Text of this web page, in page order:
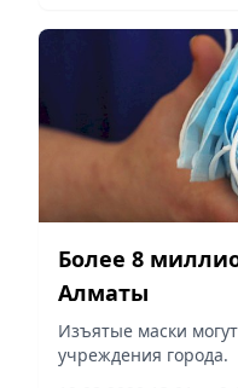
Более 8
Алматы
Изъятые маски
учреждения города.